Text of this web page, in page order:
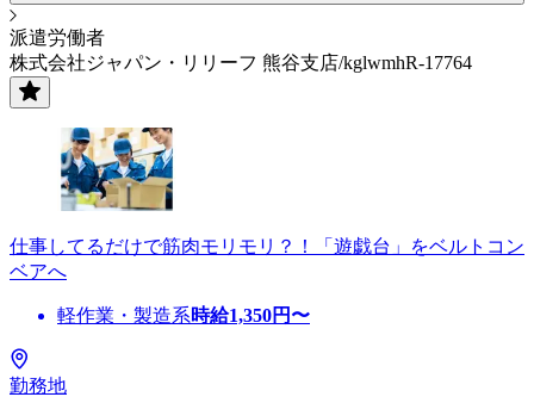
派遣労働者
株式会社ジャパン・リリーフ 熊谷支店/kglwmhR-17764
仕事してるだけで筋肉モリモリ？！「遊戯台」をベルトコン
ベアへ
軽作業・製造系時給1,350円〜
勤務地